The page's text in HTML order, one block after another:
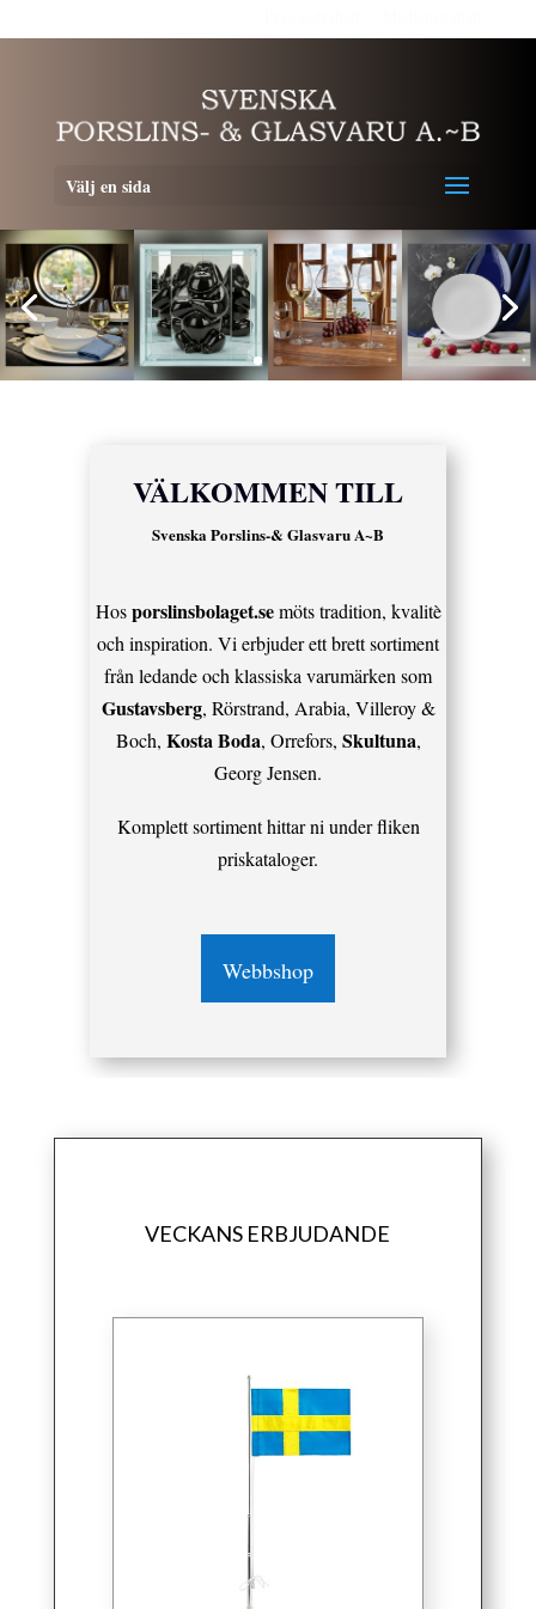
Välj en sida
VÄLKOMMEN TILL
Svenska Porslins-& Glasvaru A~B
Hosporslinsbolaget.semöts tradition, kvalitè
och inspiration. Vi erbjuder ett brett sortiment
från ledande och klassiska varumärken som
Gustavsberg, Rörstrand, Arabia, Villeroy &
Boch, Kosta Boda, Orrefors, Skultuna,
Georg Jensen.
Komplett sortiment hittar ni under fliken
priskataloger.
Webbshop
VECKANS ERBJUDANDE